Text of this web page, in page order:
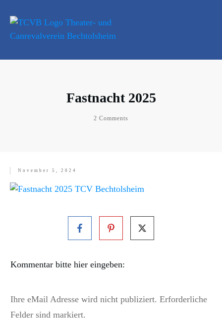
Fastnacht 2025
2 Comments
November 5, 2024
Kommentar bitte hier eingeben:
Ihre eMail Adresse wird nicht publiziert. Erforderliche
Felder sind markiert.